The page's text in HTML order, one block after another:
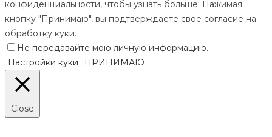
конфиденциальности, чтобы узнать больше. Нажимая
кнопку "Принимаю", вы подтверждаете свое согласие на
обработку куки.
Не передавайте мою личную информацию..
Настройки куки
ПРИНИМАЮ
Close